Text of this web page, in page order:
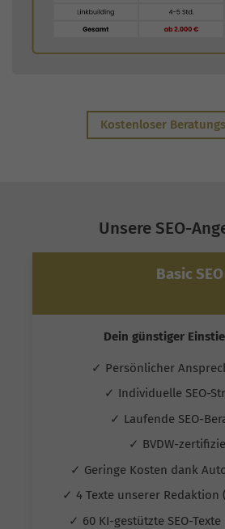
Kostenloser
Unsere SEO-
Basic SEO
Dein günstiger
✓ Persönlicher
✓ Individuelle SEO-
✓ Laufende SEO-
✓ BVDW-
✓ Geringe Kosten dank
✓ 4 Texte unserer Redaktion
✓ 60 KI-gestützte SEO-